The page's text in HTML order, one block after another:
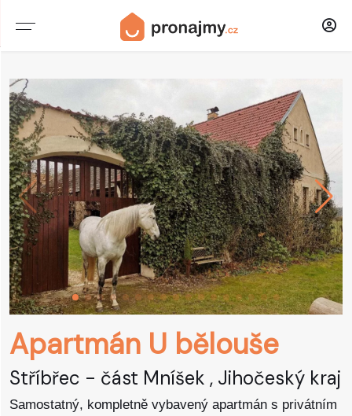
Apartmán U bělouše
Stříbřec - část Mníšek , Jihočeský kraj
Samostatný, kompletně vybavený apartmán s privátním
CHATY & CHALUPY
PENZIONY
HOTELY
DOMY
APARTMÁNY
STATKY
SPECIÁLNÍ